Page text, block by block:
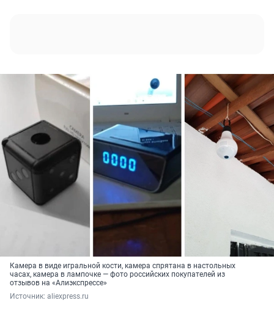
Камера в виде игральной кости, камера спрятана в настольных
часах, камера в лампочке — фото российских покупателей из
отзывов на «Алиэкспрессе»
Источник: aliexpress.ru